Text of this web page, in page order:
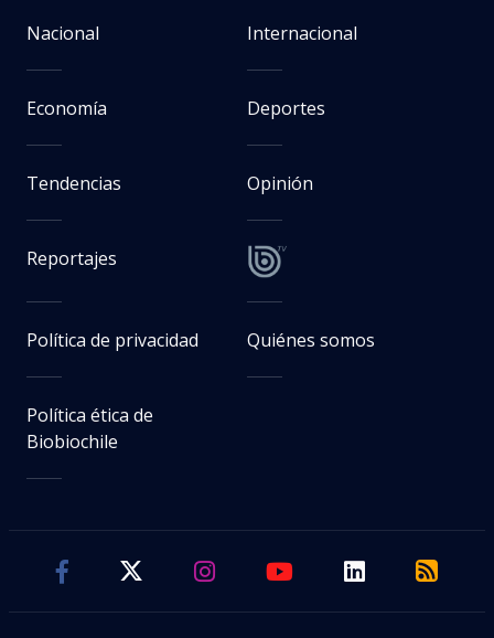
Nacional Internacional
Economía Deportes
Tendencias Opinión
Reportajes
Política de privacidad Quiénes somos
Política ética de
Biobiochile